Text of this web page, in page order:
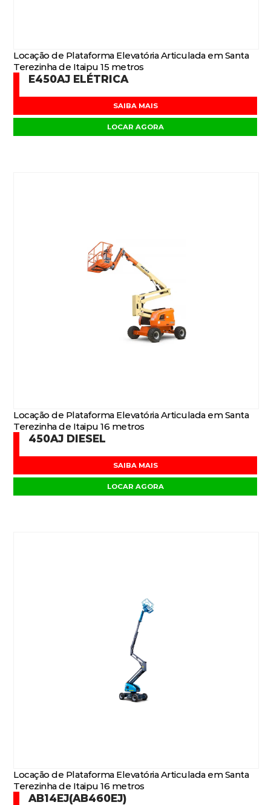
Locação de Plataforma Elevatória Articulada em Santa
Terezinha de Itaipu 15 metros
E450AJ ELÉTRICA
SAIBA MAIS
LOCAR AGORA
Locação de Plataforma Elevatória Articulada em Santa
Terezinha de Itaipu 16 metros
450AJ DIESEL
SAIBA MAIS
LOCAR AGORA
Locação de Plataforma Elevatória Articulada em Santa
Terezinha de Itaipu 16 metros
AB14EJ(AB460EJ)